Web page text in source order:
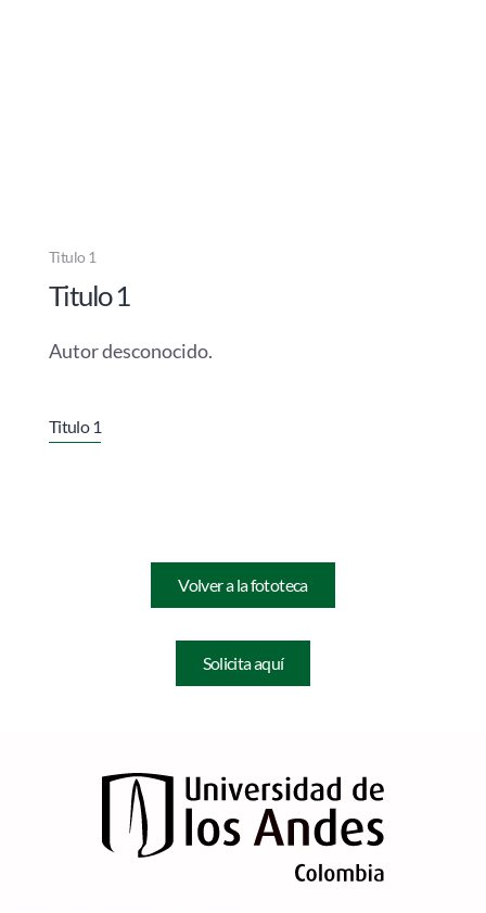
Titulo 1
Titulo 1
Autor desconocido.
Titulo 1
Volver a la fototeca
Solicita aquí